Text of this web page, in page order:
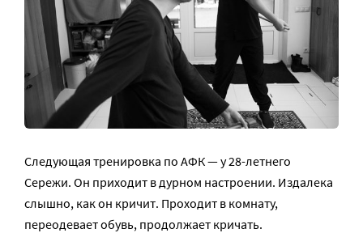
Следующая тренировка по АФК — у 28-летнего
Сережи. Он приходит в дурном настроении. Издалека
слышно, как он кричит. Проходит в комнату,
переодевает обувь, продолжает кричать.